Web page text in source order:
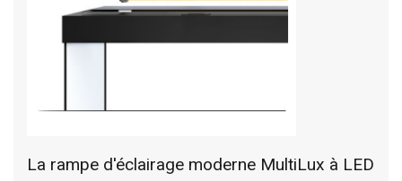
La rampe d'éclairage moderne MultiLux à LED